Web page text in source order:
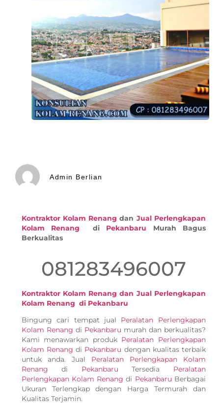
Admin Berlian
Kontraktor Kolam Renang dan Jual Perlengkapan
Kolam Renang
di Pekanbaru Murah Bagus
Berkualitas
081283496007
Kontraktor Kolam Renang dan Jual Perlengkapan
Kolam Renang di Pekanbaru
Bingung cari tempat jual Peralatan Perlengkapan
Kolam Renang di Pekanbaru murah dan berkualitas?
Kami menawarkan produk Peralatan Perlengkapan
Kolam Renang di Pekanbaru dengan kualitas terbaik
untuk anda. Jual Peralatan Perlengkapan Kolam
Renang di Pekanbaru Tersedia Peralatan
Perlengkapan Kolam Renang di Pekanbaru Berbagai
Ukuran Terlengkap dengan Harga Termurah dan
Kualitas Terjamin.